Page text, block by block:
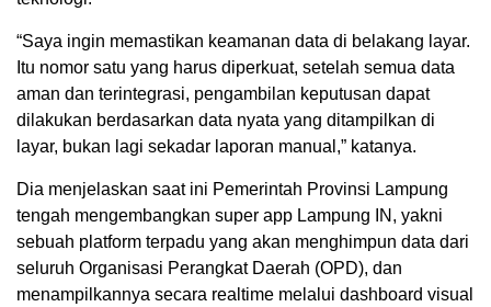
“Saya ingin memastikan keamanan data di belakang layar.
Itu nomor satu yang harus diperkuat, setelah semua data
aman dan terintegrasi, pengambilan keputusan dapat
dilakukan berdasarkan data nyata yang ditampilkan di
layar, bukan lagi sekadar laporan manual,” katanya.
Dia menjelaskan saat ini Pemerintah Provinsi Lampung
tengah mengembangkan super app Lampung IN, yakni
sebuah platform terpadu yang akan menghimpun data dari
seluruh Organisasi Perangkat Daerah (OPD), dan
menampilkannya secara realtime melalui dashboard visual